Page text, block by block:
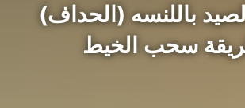
باللنسه (الحداف)
سحب الخيط